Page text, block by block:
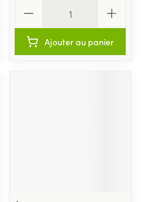
Ajouter au panier